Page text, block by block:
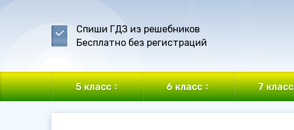
Спиши ГДЗ из решебников
Бесплатно без регистраций
5 класс 6 класс 7 класс